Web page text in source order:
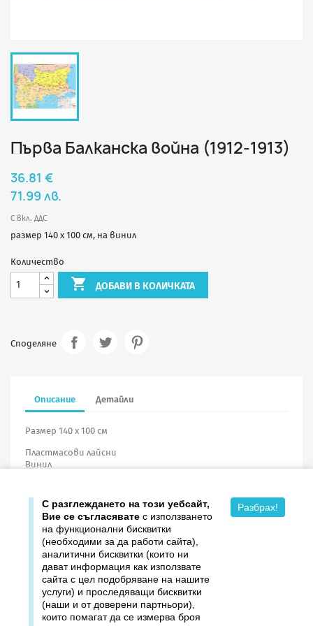
Първа Балканска война (1912-1913)
36.81 €
71.99 лв.
С вкл. ДДС
размер 140 х 100 см, на винил
Количество
 ДОБАВИ В КОЛИЧКАТА
Споделяне
Описание Детайли
Размер 140 х 100 см
Пластмасови лайсни
Винил
Продукти
Издателство ДОМИНО
С разглеждането на този уебсайт,
Вие се съгласявате с използването
на функционални бисквитки
(необходими за да работи сайта),
аналитични бисквитки (които ни
дават информация как използвате
сайта с цел подобряване на нашите
услуги) и проследяващи бисквитки
(наши и от доверени партньори),
които помагат да се измерва броя
Разбрах!